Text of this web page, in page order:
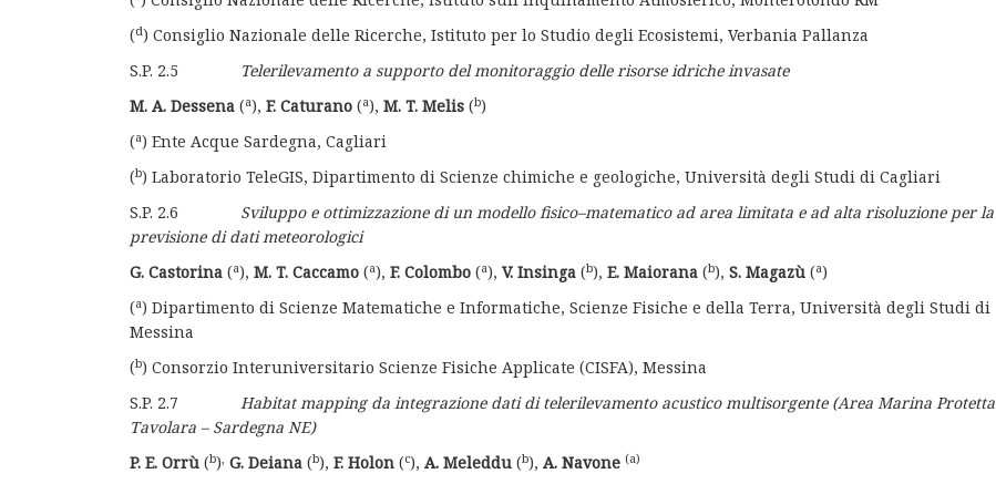
(d) Consiglio Nazionale delle Ricerche, Istituto per lo Studio degli Ecosistemi, Verbania Pallanza
S.P. 2.5
Telerilevamento a supporto del monitoraggio delle risorse idriche invasate
M. A. Dessena (a), F. Caturano (a), M. T. Melis (b)
(a) Ente Acque Sardegna, Cagliari
(b) Laboratorio TeleGIS, Dipartimento di Scienze chimiche e geologiche, Università degli Studi di Cagliari
S.P. 2.6 Sviluppo e ottimizzazione di un modello fisico–matematico ad area limitata e ad alta risoluzione per la
previsione di dati meteorologici
G. Castorina (a), M. T. Caccamo (a), F. Colombo (a), V. Insinga (b), E. Maiorana (b), S. Magazù (a)
(a) Dipartimento di Scienze Matematiche e Informatiche, Scienze Fisiche e della Terra, Università degli Studi di
Messina
(b) Consorzio Interuniversitario Scienze Fisiche Applicate (CISFA), Messina
S.P. 2.7 Habitat mapping da integrazione dati di telerilevamento acustico multisorgente (Area Marina Protetta
Tavolara – Sardegna NE)
P. E. Orrù (b) G. Deiana (b), F. Holon (c), A. Meleddu (b), A. Navone (a)